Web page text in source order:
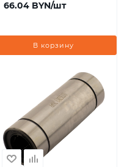
66.04 BYN/шт
В корзину